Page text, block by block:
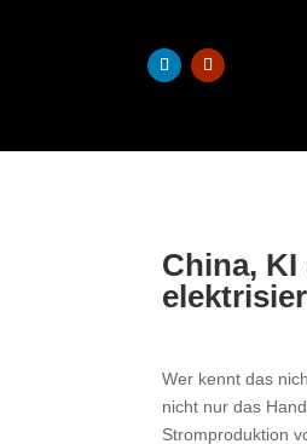
China,
Wer kennt das
nicht nur das
Stromproduktion